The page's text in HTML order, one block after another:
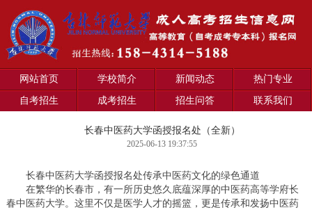
网站首页 学校简介 新闻动态 热门专业
自考招生 成考招生 招生问答 联系我们
长春中医药大学函授报名处（全新）
2025-06-13 19:37:55
长春中医药大学函授报名处传承中医药文化的绿色通道
在繁华的长春市，有一所历史悠久底蕴深厚的中医药高等学府长
春中医药大学。这里不仅是医学人才的摇篮，更是传承和发扬中医药